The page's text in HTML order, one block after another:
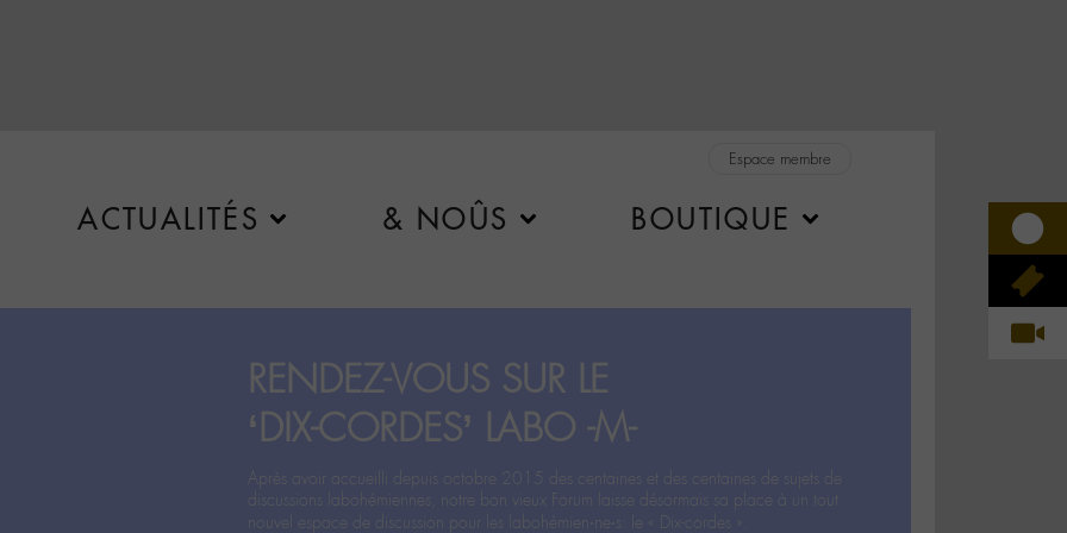
Espace membre
ACTUALITÉS & NOÛS BOUTIQUE
RENDEZ-VOUS SUR LE
‘DIX-CORDES’ LABO -M-
Après avoir accueilli depuis octobre 2015 des centaines et des centaines de sujets de
discussions labohémiennes, notre bon vieux Forum laisse désormais sa place à un tout
nouvel espace de discussion pour les labohémien‧ne‧s: le « Dix-cordes ».